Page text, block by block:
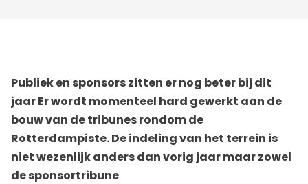
Publiek en sponsors zitten er nog beter bij dit
jaar Er wordt momenteel hard gewerkt aan de
bouw van de tribunes rondom de
Rotterdampiste. De indeling van het terrein is
niet wezenlijk anders dan vorig jaar maar zowel
de sponsortribune